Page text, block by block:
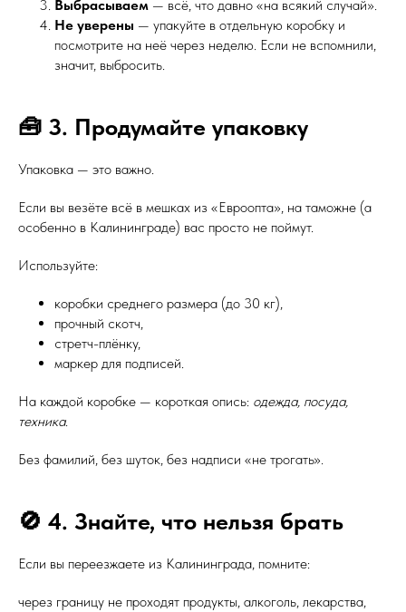
Выбрасываем — всё, что давно «на всякий случай».
Не уверены — упакуйте в отдельную коробку и
посмотрите на неё через неделю. Если не вспомнили,
значит, выбросить.
🧰 3. Продумайте упаковку
Упаковка — это важно.
Если вы везёте всё в мешках из «Евроопта», на таможне (а
особенно в Калининграде) вас просто не поймут.
Используйте:
коробки среднего размера (до 30 кг),
прочный скотч,
стретч-плёнку,
маркер для подписей.
На каждой коробке — короткая опись: одежда, посуда,
техника.
Без фамилий, без шуток, без надписи «не трогать».
🚫 4. Знайте, что нельзя брать
Если вы переезжаете из Калининграда, помните:
через границу не проходят продукты, алкоголь, лекарства,